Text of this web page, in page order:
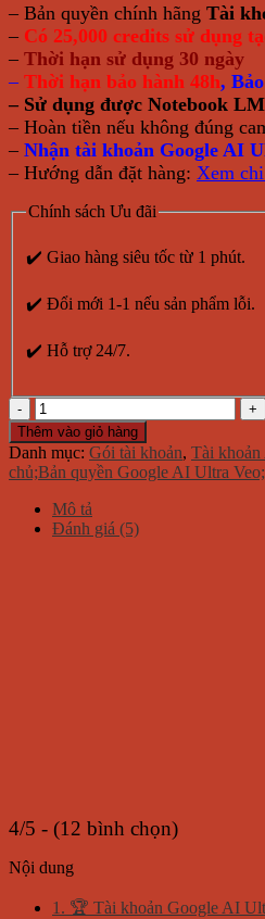
là:
1.800.000 ₫.
tại
là:
180.000 ₫.
– Bản quyền chính hãng Tài
– Có 25,000 credits sử dụng
– Thời hạn sử dụng 30 ngày
– Thời hạn bảo hành 48h,
– Sử dụng được Notebook
– Hoàn tiền nếu không đúng
– Nhận tài khoản Google AI
– Hướng dẫn đặt hàng: Xem
Chính sách Ưu đãi
✔️ Giao hàng siêu tốc từ 1 phút.
✔️ Đổi mới 1-1 nếu sản phẩm lỗi.
✔️ Hỗ trợ 24/7.
Tài
khoản
Google
AI
Ultra
VEO
3
Thêm vào giỏ hàng
Danh mục: Gói tài khoản, Tài
chủ;Bản quyền Google AI Ultra
Mô tả
Đánh giá (5)
4/5 - (12 bình chọn)
Nội dung
1. 🏆 Tài khoản Google AI